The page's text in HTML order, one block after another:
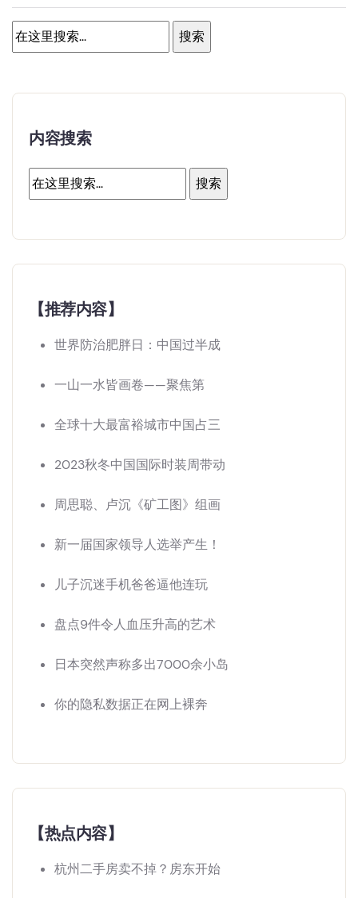
内容搜索
【推荐内容】
世界防治肥胖日：中国过半成
一山一水皆画卷——聚焦第
全球十大最富裕城市中国占三
2023秋冬中国国际时装周带动
周思聪、卢沉《矿工图》组画
新一届国家领导人选举产生！
儿子沉迷手机爸爸逼他连玩
盘点9件令人血压升高的艺术
日本突然声称多出7000余小岛
你的隐私数据正在网上裸奔
【热点内容】
杭州二手房卖不掉？房东开始